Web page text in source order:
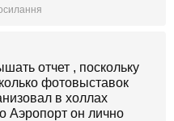
отчет , поскольку
фотовыставок
в холлах
Аэропорт он лично